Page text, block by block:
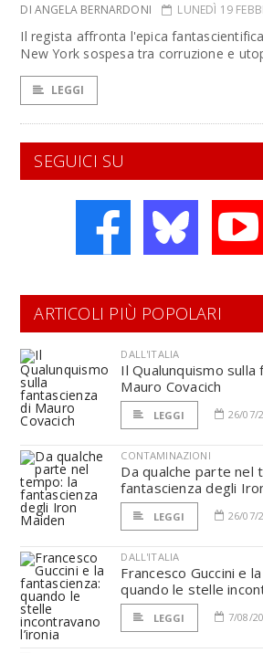
DI ANGELA BERNARDONI LUNEDÌ 19
Il regista affronta l'epica
New York sospesa tra corruzione e
LEGGI
SEGUICI SU
ARTICOLI PIÙ POPOLARI
DALL'ITALIA
Il Qualunquismo sulla
Mauro Covacich
LEGGI 26/07/
CONTAMINAZIONI
Da qualche parte nel
fantascienza degli
LEGGI 26/07/
DALL'ITALIA
Francesco Guccini e
quando le stelle
LEGGI 7/08/